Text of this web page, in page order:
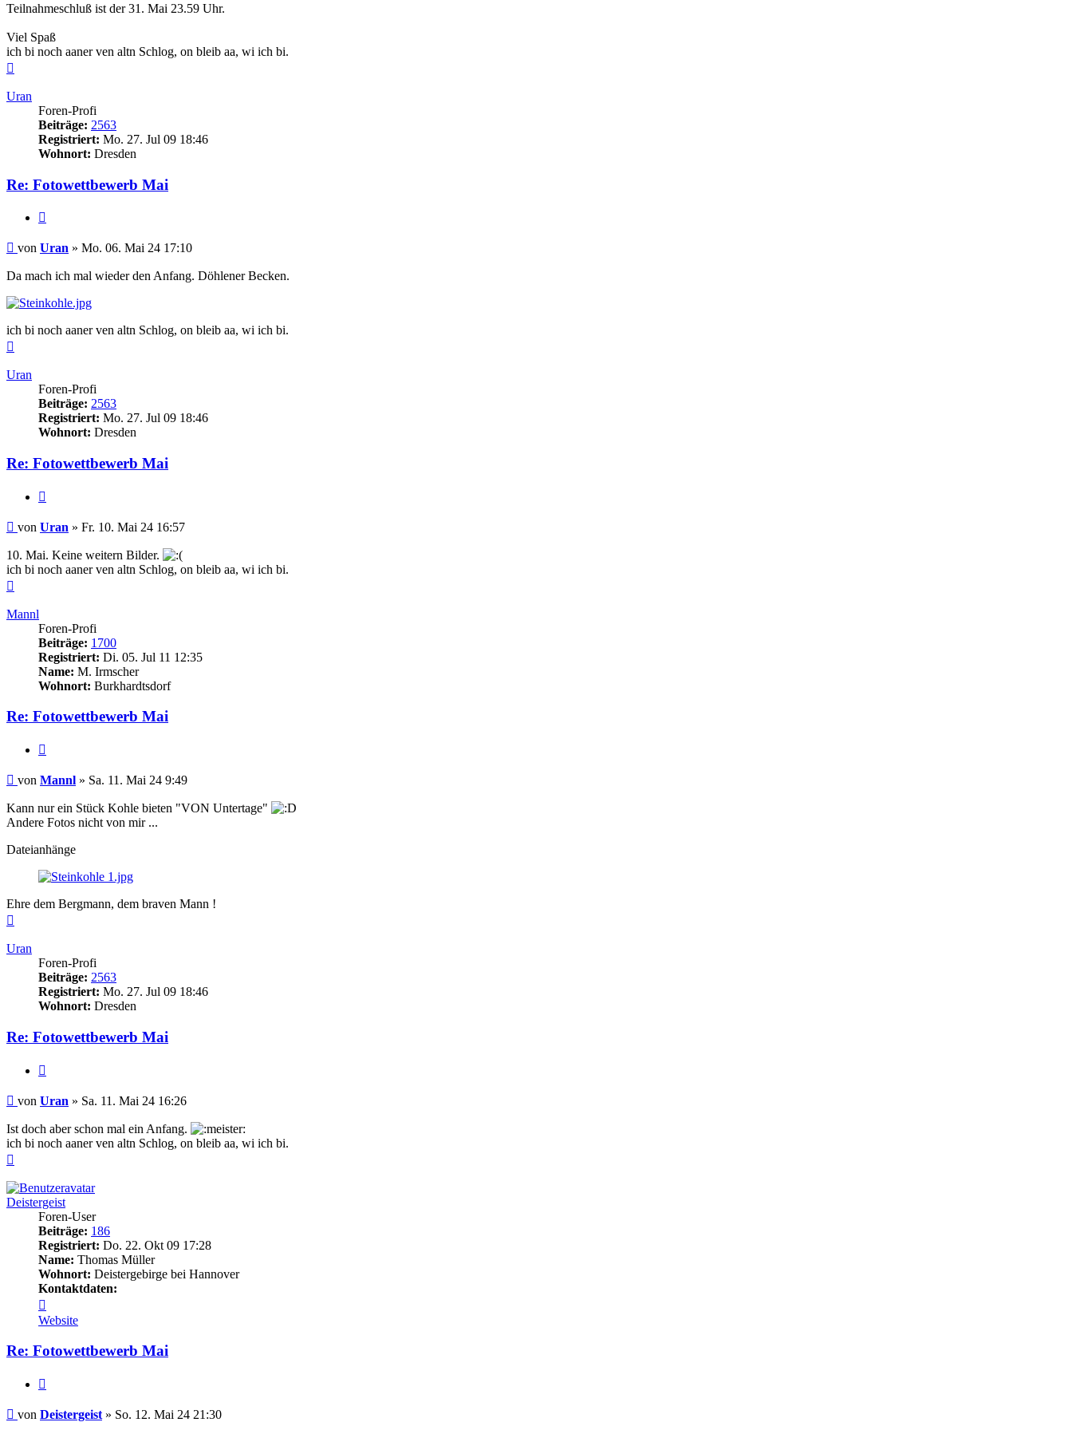
Teilnahmeschluß ist der 31. Mai 23.59 Uhr.
Viel Spaß
ich bi noch aaner ven altn Schlog, on bleib aa, wi ich bi.
Uran
Foren-Profi
Beiträge: 2563
Registriert: Mo. 27. Jul 09 18:46
Wohnort: Dresden
Re: Fotowettbewerb Mai
Beitrag
von Uran » Mo. 06. Mai 24 17:10
Da mach ich mal wieder den Anfang. Döhlener Becken.
ich bi noch aaner ven altn Schlog, on bleib aa, wi ich bi.
Uran
Foren-Profi
Beiträge: 2563
Registriert: Mo. 27. Jul 09 18:46
Wohnort: Dresden
Re: Fotowettbewerb Mai
Beitrag
von Uran » Fr. 10. Mai 24 16:57
10. Mai. Keine weitern Bilder.
ich bi noch aaner ven altn Schlog, on bleib aa, wi ich bi.
Mannl
Foren-Profi
Beiträge: 1700
Registriert: Di. 05. Jul 11 12:35
Name: M. Irmscher
Wohnort: Burkhardtsdorf
Re: Fotowettbewerb Mai
Beitrag
von Mannl » Sa. 11. Mai 24 9:49
Kann nur ein Stück Kohle bieten "VON Untertage"
Andere Fotos nicht von mir ...
Dateianhänge
Ehre dem Bergmann, dem braven Mann !
Uran
Foren-Profi
Beiträge: 2563
Registriert: Mo. 27. Jul 09 18:46
Wohnort: Dresden
Re: Fotowettbewerb Mai
Beitrag
von Uran » Sa. 11. Mai 24 16:26
Ist doch aber schon mal ein Anfang.
ich bi noch aaner ven altn Schlog, on bleib aa, wi ich bi.
Deistergeist
Foren-User
Beiträge: 186
Registriert: Do. 22. Okt 09 17:28
Name: Thomas Müller
Wohnort: Deistergebirge bei Hannover
Kontaktdaten:
von
Deistergeist
Website
Re: Fotowettbewerb Mai
Beitrag
von Deistergeist » So. 12. Mai 24 21:30